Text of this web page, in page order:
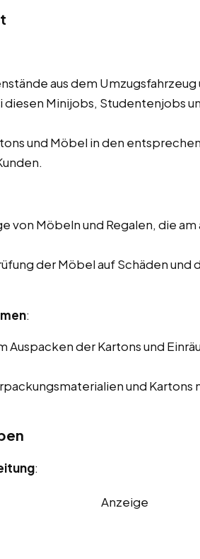
aus dem Umzugsfahrzeug
diesen Minijobs, Studentenjobs
und Möbel in den
von Möbeln und Regalen, die
der Möbel auf Schäden und
:
Auspacken der Kartons und
und Kartons
:
Anzeige